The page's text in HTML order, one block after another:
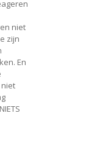
niet
zijn
En